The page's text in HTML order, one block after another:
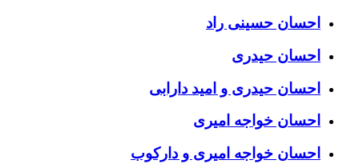
احسان حسینی راد
احسان حیدری
احسان حیدری و امید دارابی
احسان خواجه امیری
احسان خواجه امیری و دارکوب